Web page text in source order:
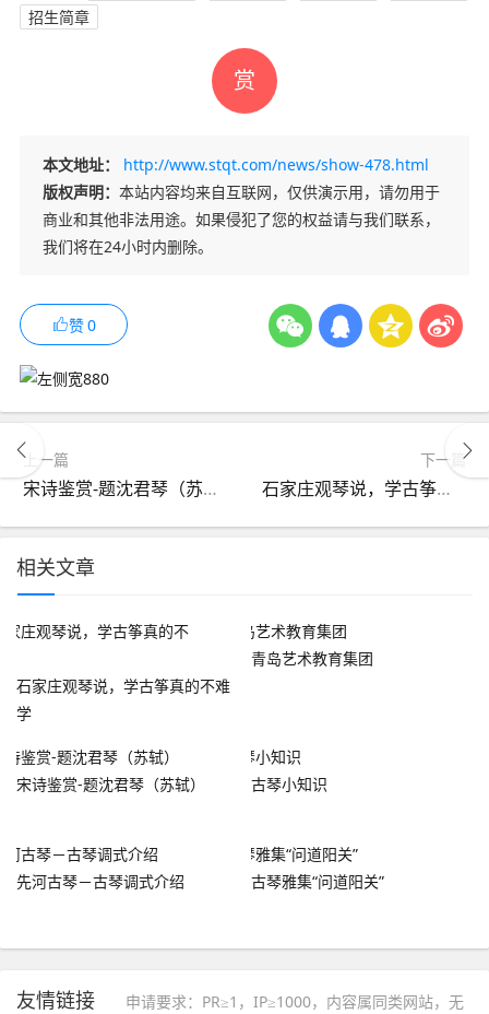
招生简章
赏
本文地址：
http://www.stqt.com/news/show-478.html
版权声明： 本站内容均来自互联网，仅供演示用，请勿用于
商业和其他非法用途。如果侵犯了您的权益请与我们联系，
我们将在24小时内删除。
赞0
上一篇
宋诗鉴赏-题沈君琴（苏轼）
下一篇
石家庄观琴说，学古筝真的不难学
相关文章
石家庄观琴说，学古筝真的不难
学
青岛艺术教育集团
宋诗鉴赏-题沈君琴（苏轼） 古琴小知识
先河古琴－古琴调式介绍 古琴雅集“问道阳关”
友情链接
申请要求：PR≥1，IP≥1000，内容属同类网站，无